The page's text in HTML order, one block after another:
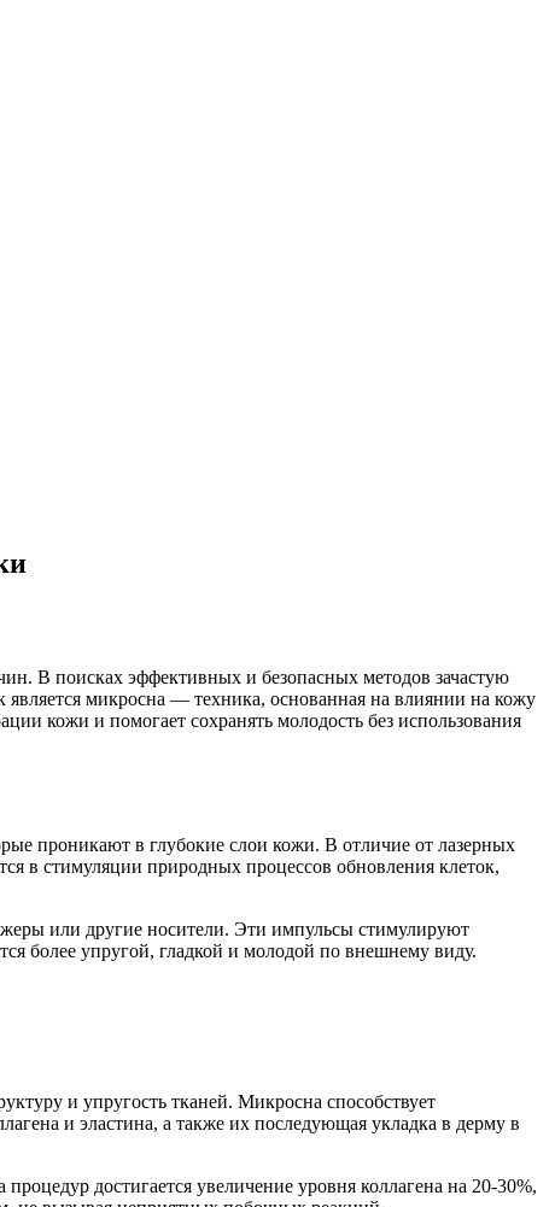
В поисках эффективных и безопасных методов зачастую
микросна — техника, основанная на влиянии на кожу
кожи и помогает сохранять молодость без использования
проникают в глубокие слои кожи. В отличие от лазерных
в стимуляции природных процессов обновления клеток,
или другие носители. Эти импульсы стимулируют
более упругой, гладкой и молодой по внешнему виду.
и упругость тканей. Микросна способствует
и эластина, а также их последующая укладка в дерму в
достигается увеличение уровня коллагена на 20-30%,